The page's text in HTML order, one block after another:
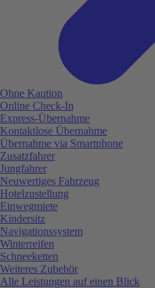
Ohne Kaution
Online Check-In
Express-Übernahme
Kontaktlose Übernahme
Übernahme via Smartphone
Zusatzfahrer
Jungfahrer
Neuwertiges Fahrzeug
Hotelzustellung
Einwegmiete
Kindersitz
Navigationssystem
Winterreifen
Schneeketten
Weiteres Zubehör
Alle Leistungen auf einen Blick